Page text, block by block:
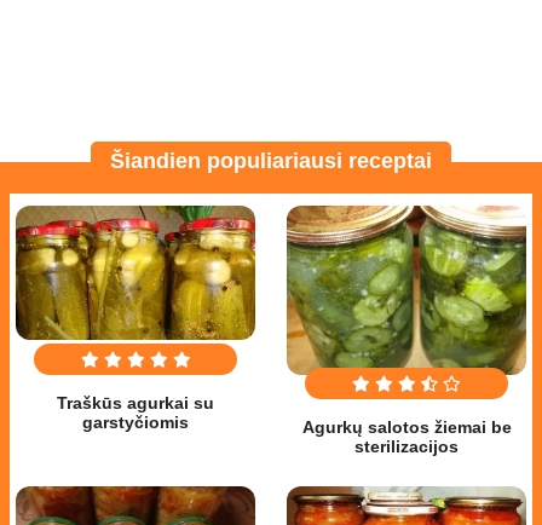
Šiandien populiariausi receptai
Traškūs agurkai su
garstyčiomis
Agurkų salotos žiemai be
sterilizacijos